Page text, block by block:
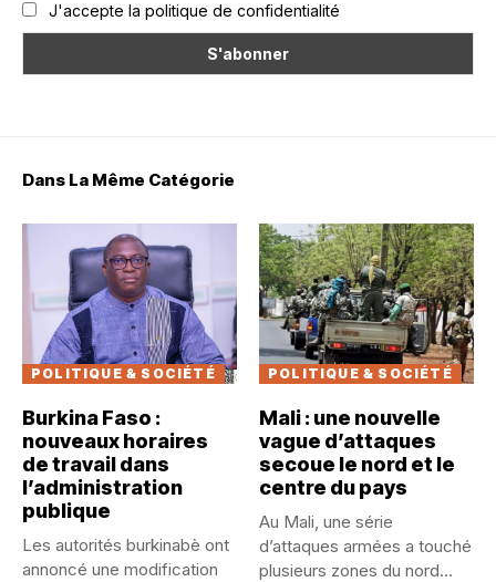
J'accepte la politique de confidentialité
Dans La Même Catégorie
POLITIQUE & SOCIÉTÉ
Burkina Faso :
nouveaux horaires
de travail dans
l’administration
publique
Les autorités burkinabè ont
annoncé une modification
POLITIQUE & SOCIÉTÉ
Mali : une nouvelle
vague d’attaques
secoue le nord et le
centre du pays
Au Mali, une série
d’attaques armées a touché
plusieurs zones du nord...